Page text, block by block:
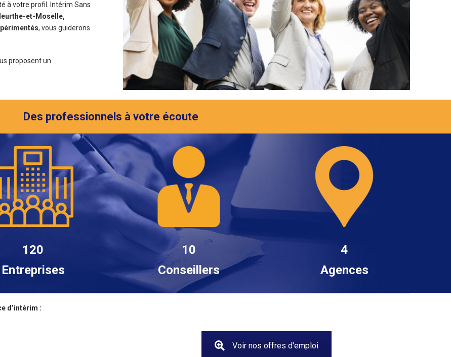
à votre profil. Intérim Sans
et-Moselle,
, vous guiderons
proposent un
Des professionnels à votre écoute
120
Entreprises
10
Conseillers
4
Agences
d’intérim :
Voir nos offres d'emploi